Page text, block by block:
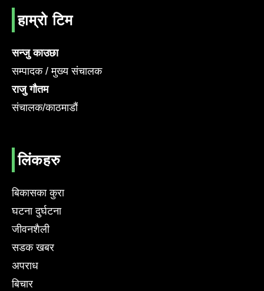
हाम्रो टिम
सन्जु काउछा
सम्पादक / मुख्य संचालक
राजु गौतम
संचालक/काठमाडौं
लिंकहरु
बिकासका कुरा
घटना दुर्घटना
जीवनशैली
सडक खबर
अपराध
बिचार